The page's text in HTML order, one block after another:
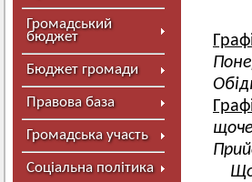
Громадський
бюджет
Бюджет громади
Правова база
Громадська участь
Соціальна політика